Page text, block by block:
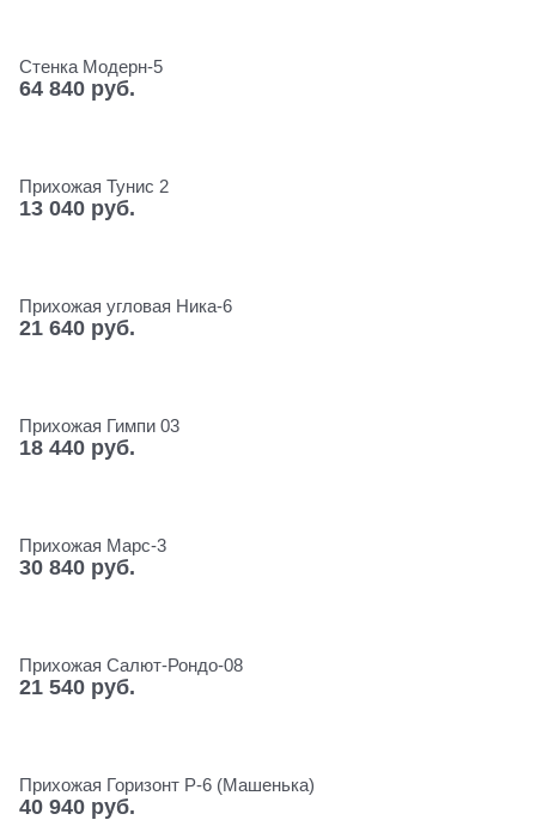
Стенка Модерн-5
64 840 руб.
Прихожая Тунис 2
13 040 руб.
Прихожая угловая Ника-6
21 640 руб.
Прихожая Гимпи 03
18 440 руб.
Прихожая Марс-3
30 840 руб.
Прихожая Салют-Рондо-08
21 540 руб.
Прихожая Горизонт Р-6 (Машенька)
40 940 руб.